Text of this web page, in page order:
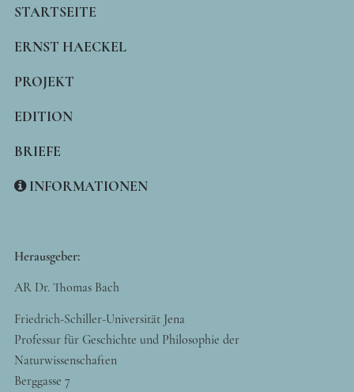
MAIN
NAVIGATION
STARTSEITE
ERNST HAECKEL
PROJEKT
EDITION
BRIEFE
INFORMATIONEN
Herausgeber:
AR Dr. Thomas Bach
Friedrich-Schiller-Universität Jena
Professur für Geschichte und Philosophie der
Naturwissenschaften
Berggasse 7